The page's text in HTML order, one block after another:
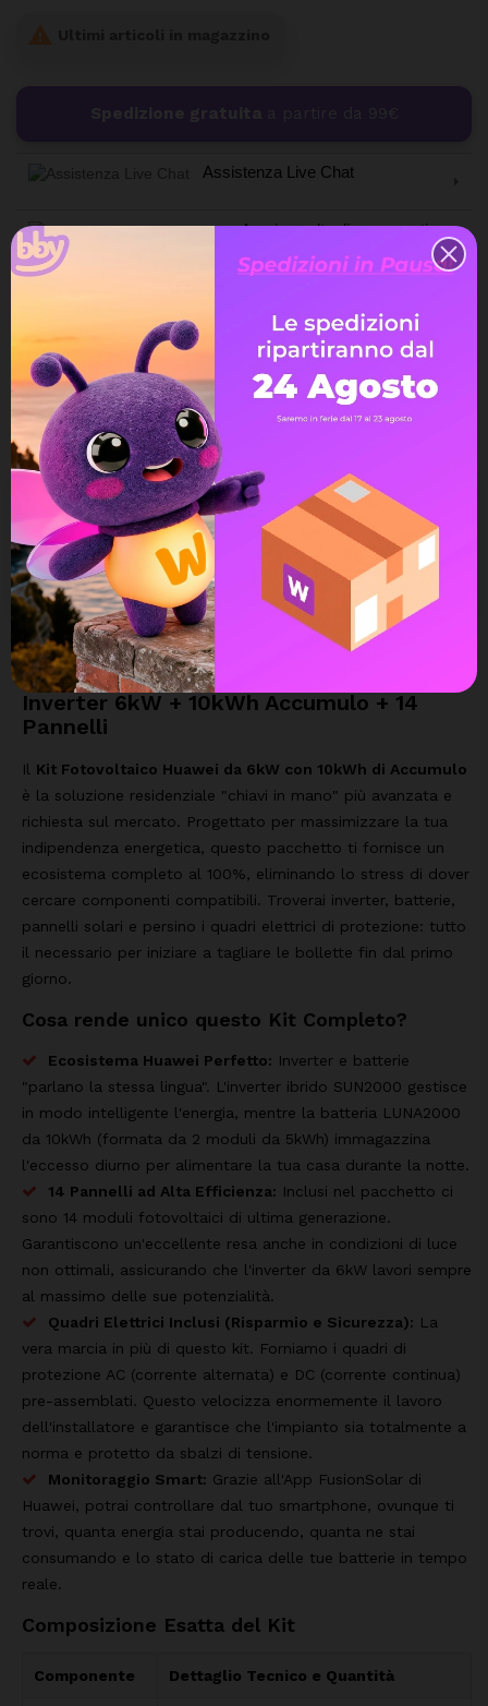
Assistenza Live Chat
Ampia scelta di pagamenti
Possibilità di reso e rimborso
DESCRIZIONE
DETTAGLI DEL PRODOTTO
Kit Fotovoltaico Completo Huawei:
Inverter 6kW + 10kWh Accumulo + 14
Pannelli
Il Kit Fotovoltaico Huawei da 6kW con 10kWh di Accumulo
è la soluzione residenziale "chiavi in mano" più avanzata e
richiesta sul mercato. Progettato per massimizzare la tua
indipendenza energetica, questo pacchetto ti fornisce un
ecosistema completo al 100%, eliminando lo stress di dover
cercare componenti compatibili. Troverai inverter, batterie,
pannelli solari e persino i quadri elettrici di protezione: tutto
il necessario per iniziare a tagliare le bollette fin dal primo
giorno.
Cosa rende unico questo Kit Completo?
Ecosistema Huawei Perfetto: Inverter e batterie
"parlano la stessa lingua". L'inverter ibrido SUN2000 gestisce
in modo intelligente l'energia, mentre la batteria LUNA2000
da 10kWh (formata da 2 moduli da 5kWh) immagazzina
l'eccesso diurno per alimentare la tua casa durante la notte.
14 Pannelli ad Alta Efficienza: Inclusi nel pacchetto ci
sono 14 moduli fotovoltaici di ultima generazione.
Garantiscono un'eccellente resa anche in condizioni di luce
non ottimali, assicurando che l'inverter da 6kW lavori sempre
al massimo delle sue potenzialità.
Quadri Elettrici Inclusi (Risparmio e Sicurezza): La
vera marcia in più di questo kit. Forniamo i quadri di
protezione AC (corrente alternata) e DC (corrente continua)
pre-assemblati. Questo velocizza enormemente il lavoro
dell'installatore e garantisce che l'impianto sia totalmente a
norma e protetto da sbalzi di tensione.
Monitoraggio Smart: Grazie all'App FusionSolar di
Huawei, potrai controllare dal tuo smartphone, ovunque ti
trovi, quanta energia stai producendo, quanta ne stai
consumando e lo stato di carica delle tue batterie in tempo
reale.
Composizione Esatta del Kit
Componente Dettaglio Tecnico e Quantità